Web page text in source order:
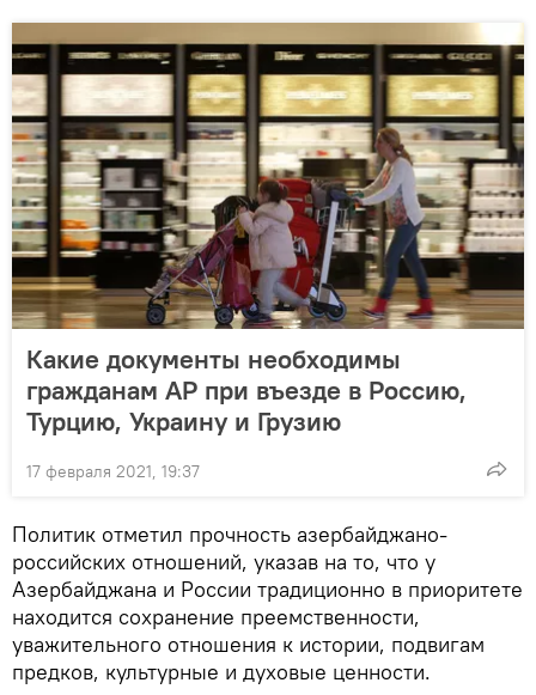
Какие документы необходимы
гражданам АР при въезде в Россию,
Турцию, Украину и Грузию
17 февраля 2021, 19:37
Политик отметил прочность азербайджано-
российских отношений, указав на то, что у
Азербайджана и России традиционно в приоритете
находится сохранение преемственности,
уважительного отношения к истории, подвигам
предков, культурные и духовые ценности.